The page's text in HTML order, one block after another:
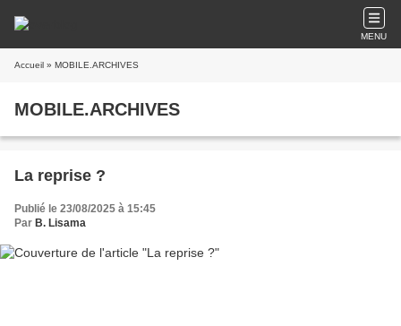
MENU
Accueil » MOBILE.ARCHIVES
MOBILE.ARCHIVES
La reprise ?
Publié le 23/08/2025 à 15:45
Par B. Lisama